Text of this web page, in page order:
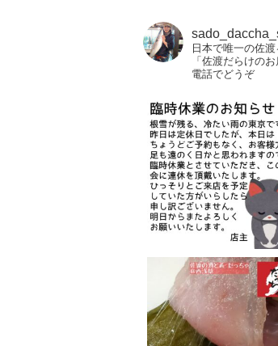
日本で唯一の佐
「佐渡だらけの
電話でどうぞ